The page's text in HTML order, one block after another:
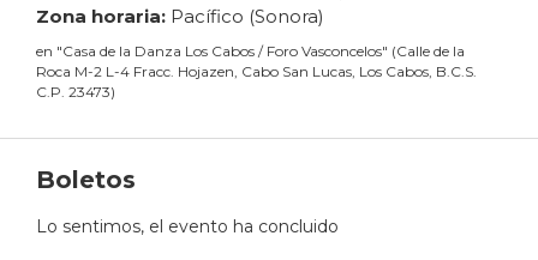
Zona horaria: Pacífico (Sonora)
en "Casa de la Danza Los Cabos / Foro Vasconcelos" (Calle de la
Roca M-2 L-4 Fracc. Hojazen, Cabo San Lucas, Los Cabos, B.C.S.
C.P. 23473)
Boletos
Lo sentimos, el evento ha concluido